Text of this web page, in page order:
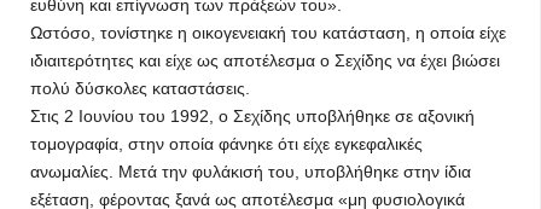
ευθύνη και επίγνωση των πράξεών του».
Ωστόσο, τονίστηκε η οικογενειακή του κατάσταση, η οποία είχε
ιδιαιτερότητες και είχε ως αποτέλεσμα ο Σεχίδης να έχει βιώσει
πολύ δύσκολες καταστάσεις.
Στις 2 Ιουνίου του 1992, ο Σεχίδης υποβλήθηκε σε αξονική
τομογραφία, στην οποία φάνηκε ότι είχε εγκεφαλικές
ανωμαλίες. Μετά την φυλάκισή του, υποβλήθηκε στην ίδια
εξέταση, φέροντας ξανά ως αποτέλεσμα «μη φυσιολογικά